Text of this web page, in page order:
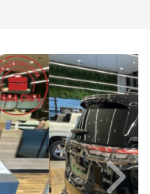
Next